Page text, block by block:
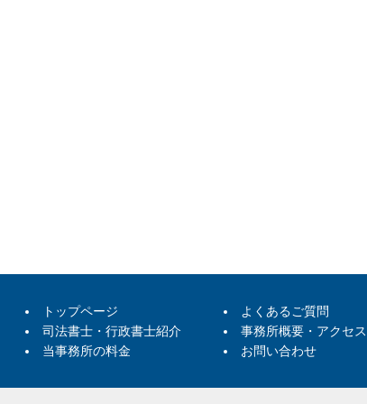
トップページ
司法書士・行政書士紹介
当事務所の料金
よくあるご質問
事務所概要・アクセス
お問い合わせ